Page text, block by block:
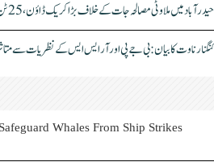
حیدرآباد میں ملاوٹی مصالحہ جات کے خلاف بڑا کریک ڈاؤن، 25 ٹن سے زائد مصالحے ضبط، 3 گرفتار
کنگنا رناوت کا بیان: بی جے پی اور آر ایس ایس کے نظریات سے
Whales From Ship Strikes